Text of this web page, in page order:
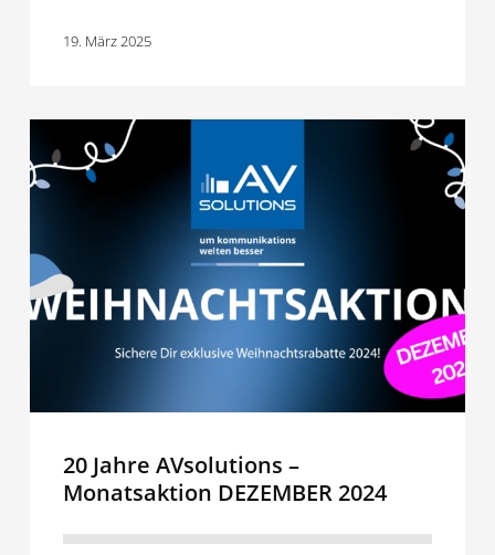
19. März 2025
Jahre
AVsolutions
Monatsaktion
DEZEMBER
2024
20 Jahre AVsolutions –
Monatsaktion DEZEMBER 2024